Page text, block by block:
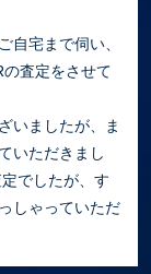
自宅まで伺い、
査定をさせて
いましたが、ま
いただきまし
でしたが、す
しゃっていただ